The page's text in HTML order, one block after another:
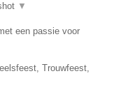
▼
een passie voor
Trouwfeest,